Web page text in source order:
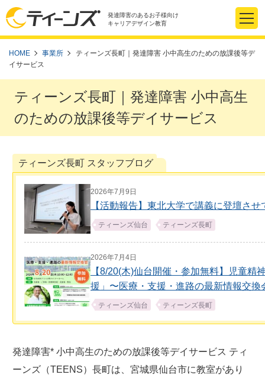
発達障害のあるお子様向け
キャリアデザイン教育
HOME 事業所
ティーンズ長町｜発達障害 小中高生のための放課後等デ
イサービス
ティーンズ長町｜発達障害 小中高生
のための放課後等デイサービス
ティーンズ長町 スタッフブログ
2026年7月9日
【活動報告】東北大学で講義に登壇さ
ティーンズ仙台 ティーンズ長町
2026年7月4日
【8/20(木)仙台開催・参加無料】児童精
援」〜医療・支援・進路の最新情報交換
ティーンズ仙台 ティーンズ長町
発達障害* 小中高生のための放課後等デイサービス ティ
ーンズ（TEENS）長町は、宮城県仙台市に教室があり